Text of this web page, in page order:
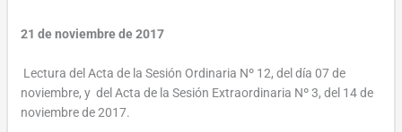
21 de noviembre de 2017
Lectura del Acta de la Sesión Ordinaria Nº 12, del día 07 de
noviembre, y del Acta de la Sesión Extraordinaria Nº 3, del 14 de
noviembre de 2017.